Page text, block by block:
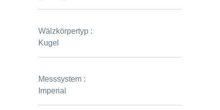
Wälzkörpertyp :
Kugel
Messsystem :
Imperial